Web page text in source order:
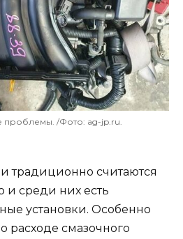
проблемы. /Фото: ag-jp.ru.
традиционно считаются
среди них есть
установки. Особенно
расходе смазочного